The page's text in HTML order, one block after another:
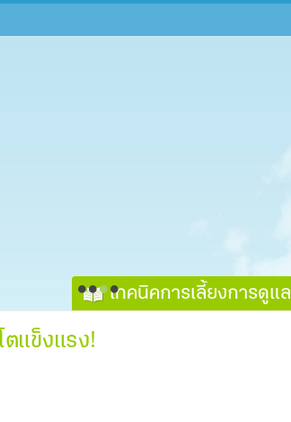
เทคนิคการเลี้ยงการดูแล
แข็งแรง!